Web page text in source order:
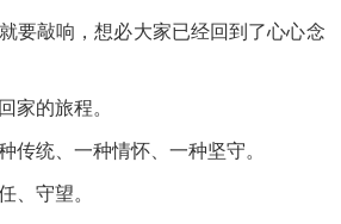
要敲响，想必大家已经回到了心心念
家的旅程。
传统、一种情怀、一种坚守。
、守望。